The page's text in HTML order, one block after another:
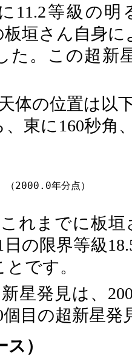
11.2等級の
垣さん自身
た。この超新
体の位置は以
、東に160秒角
れまでに板垣
日の限界等級
です。
星発見は、
個目の超新星
）